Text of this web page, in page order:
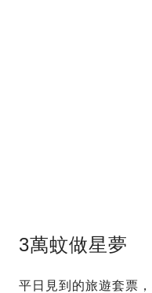
3萬蚊做星夢
平日見到的旅遊套票